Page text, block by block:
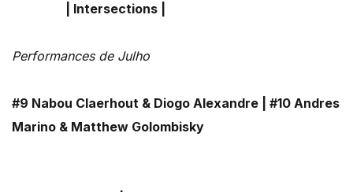
| Intersections |
Performances de Julho
#9 Nabou Claerhout & Diogo Alexandre | #10 Andres
Marino & Matthew Golombisky